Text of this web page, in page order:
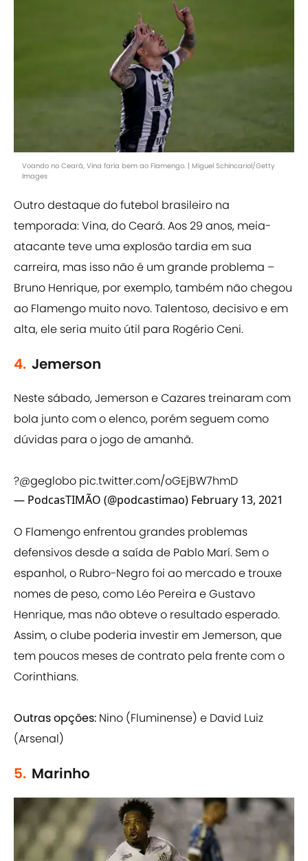
Voando no Ceará, Vina faria bem ao Flamengo. | Miguel Schincariol/Getty
Images
Outro destaque do futebol brasileiro na
temporada: Vina, do Ceará. Aos 29 anos, meia-
atacante teve uma explosão tardia em sua
carreira, mas isso não é um grande problema –
Bruno Henrique, por exemplo, também não chegou
ao Flamengo muito novo. Talentoso, decisivo e em
alta, ele seria muito útil para Rogério Ceni.
4. Jemerson
Neste sábado, Jemerson e Cazares treinaram com
bola junto com o elenco, porém seguem como
dúvidas para o jogo de amanhã.
?️@geglobo pic.twitter.com/oGEjBW7hmD
— PodcasTIMÃO (@podcastimao) February 13, 2021
O Flamengo enfrentou grandes problemas
defensivos desde a saída de Pablo Marí. Sem o
espanhol, o Rubro-Negro foi ao mercado e trouxe
nomes de peso, como Léo Pereira e Gustavo
Henrique, mas não obteve o resultado esperado.
Assim, o clube poderia investir em Jemerson, que
tem poucos meses de contrato pela frente com o
Corinthians.
Outras opções: Nino (Fluminense) e David Luiz
(Arsenal)
5. Marinho